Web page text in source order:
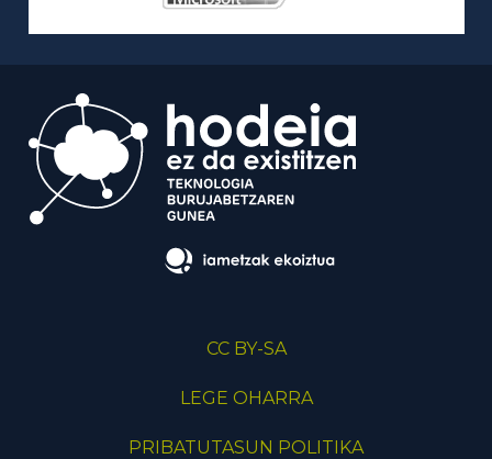
CC BY-SA
LEGE OHARRA
PRIBATUTASUN POLITIKA